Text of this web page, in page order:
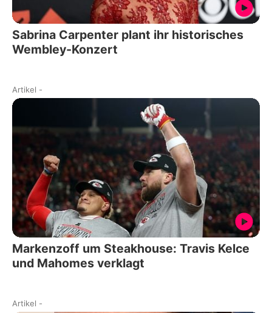
Sabrina Carpenter plant ihr historisches
Wembley-Konzert
Artikel -
Markenzoff um Steakhouse: Travis Kelce
und Mahomes verklagt
Artikel -